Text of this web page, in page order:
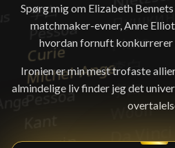
Spørg mig om Elizabeth
matchmaker-evner, Anne
hvordan fornuft konkurrerer
Ironien er min mest trofaste
almindelige liv finder jeg det